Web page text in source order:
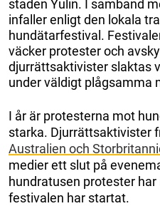
staden Yulin. I samband
infaller enligt den lokala
hundätarfestival.
väcker protester och
djurrättsaktivister slaktas
under väldigt plågsamma
I år är protesterna mot
starka. Djurrättsaktivister
Australien och
medier ett slut på
hundratusen protester
festivalen har startat.